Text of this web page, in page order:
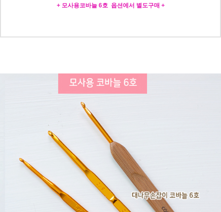
+ 모사용코바늘 6호 옵션에서 별도구매 +